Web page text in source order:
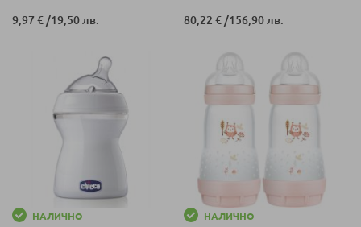
9,97 € /19,50 лв. 80,22 € /156,90 лв.
НАЛИЧНО НАЛИЧНО